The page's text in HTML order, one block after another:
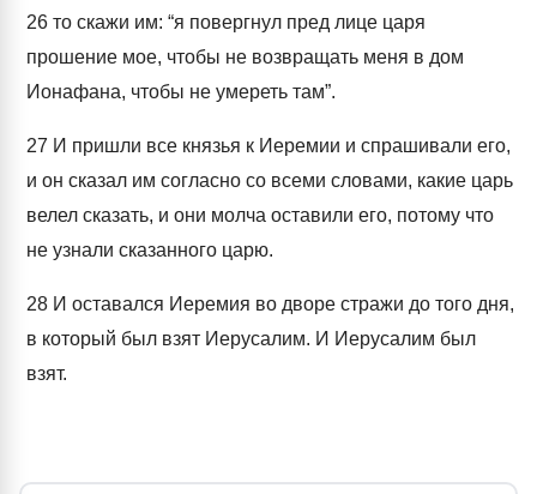
26 то скажи им: “я повергнул пред лице царя
прошение мое, чтобы не возвращать меня в дом
Ионафана, чтобы не умереть там”.
27 И пришли все князья к Иеремии и спрашивали его,
и он сказал им согласно со всеми словами, какие царь
велел сказать, и они молча оставили его, потому что
не узнали сказанного царю.
28 И оставался Иеремия во дворе стражи до того дня,
в который был взят Иерусалим. И Иерусалим был
взят.